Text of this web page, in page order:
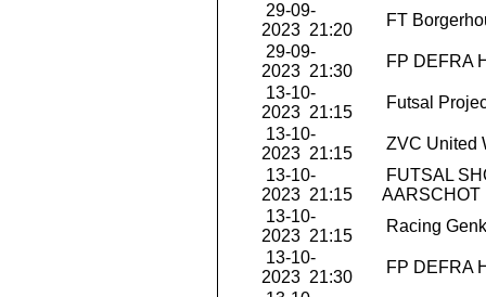
29-09-
2023 21:20
FT
29-09-
2023 21:30
FP DEFRA
13-10-
2023 21:15
Futsal
13-10-
2023 21:15
ZVC United
13-10-
2023 21:15
FUTSAL
AARSCHOT
13-10-
2023 21:15
Racing
13-10-
2023 21:30
FP DEFRA